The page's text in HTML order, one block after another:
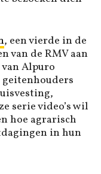
, een vierde in de
van de RMV aan
Alpuro
serie video’s wil
hoe agrarisch
in hun